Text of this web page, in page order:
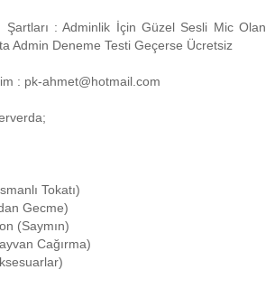
Şartları : Adminlik İçin Güzel Sesli Mic Olan
Admin Deneme Testi Geçerse Ücretsiz
: pk-ahmet@hotmail.com
Tokatı)
Gecme)
(Saymın)
Cağırma)